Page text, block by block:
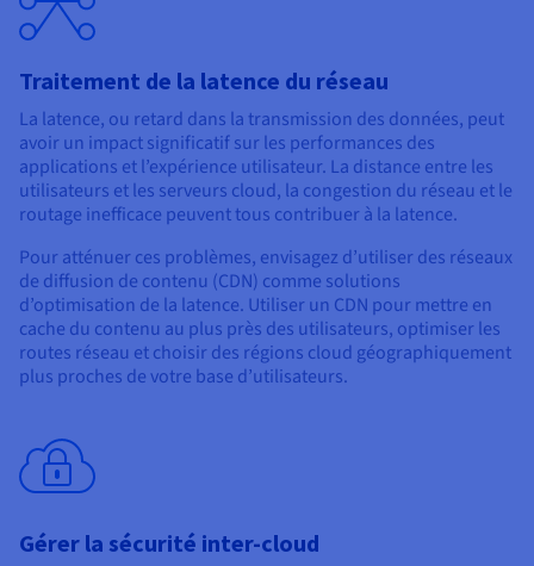
Traitement de la latence du réseau
La latence, ou retard dans la transmission des données, peut
avoir un impact significatif sur les performances des
applications et l’expérience utilisateur. La distance entre les
utilisateurs et les serveurs cloud, la congestion du réseau et le
routage inefficace peuvent tous contribuer à la latence.
Pour atténuer ces problèmes, envisagez d’utiliser des réseaux
de diffusion de contenu (CDN) comme solutions
d’optimisation de la latence. Utiliser un CDN pour mettre en
cache du contenu au plus près des utilisateurs, optimiser les
routes réseau et choisir des régions cloud géographiquement
plus proches de votre base d’utilisateurs.
Gérer la sécurité inter-cloud